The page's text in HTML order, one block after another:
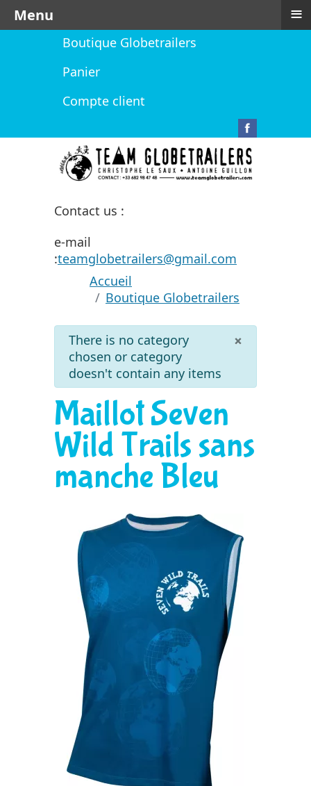
Boutique Globetrailers
Panier
Compte client
Contact us :
e-mail
:teamglobetrailers@gmail.com
Accueil
Boutique Globetrailers
×
info
There is no category
chosen or category
doesn't contain any items
Maillot Seven
Wild Trails sans
manche Bleu
Menu ≡